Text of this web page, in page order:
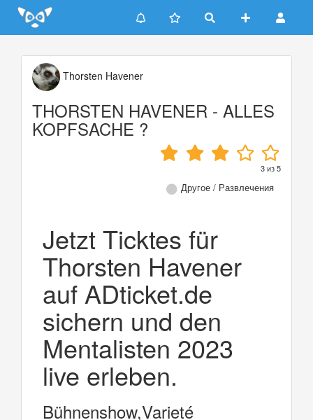
Update cookies preferences
Thorsten Havener
THORSTEN HAVENER - ALLES
KOPFSACHE ?
3из5
Другое / Развлечения
Jetzt Ticktes für
Thorsten Havener
auf ADticket.de
sichern und den
Mentalisten 2023
live erleben.
Bühnenshow,Varieté